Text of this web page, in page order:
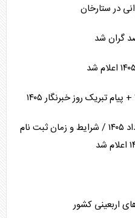
جدیدترین پیش فروش سایپا مرداد ۱۴۰۵ / شرایط و زمان ثبت نام